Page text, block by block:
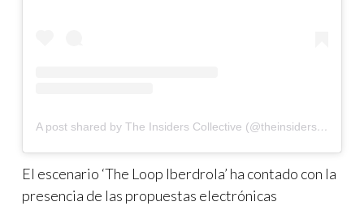
A post shared by The Insiders Collective (@theinsidersco)
El escenario ‘The Loop Iberdrola’ ha contado con la
presencia de las propuestas electrónicas